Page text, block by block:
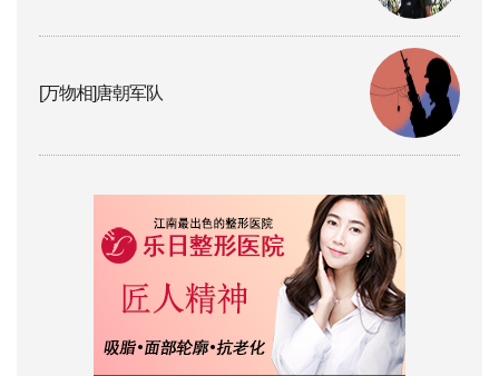
[万物相]唐朝军队